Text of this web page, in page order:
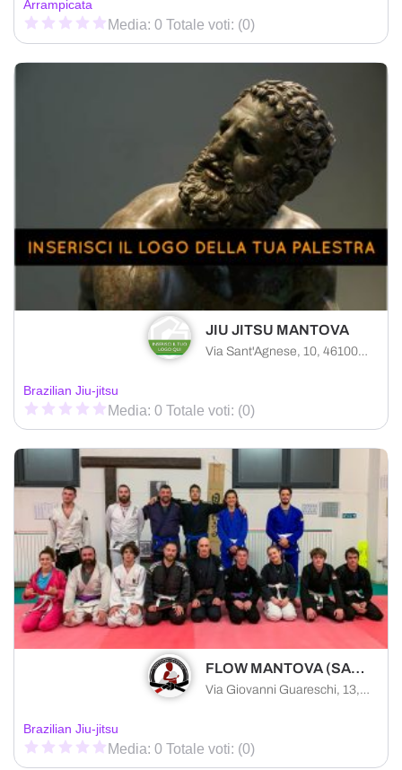
Arrampicata
Media: 0 Totale voti: (0)
JIU JITSU MANTOVA
Via Sant'Agnese, 10, 46100 Mantova MN, Italy
Brazilian Jiu-jitsu
Media: 0 Totale voti: (0)
FLOW MANTOVA (SAKURA DOJO)
Via Giovanni Guareschi, 13, 46010 Levata, MN
Brazilian Jiu-jitsu
Media: 0 Totale voti: (0)